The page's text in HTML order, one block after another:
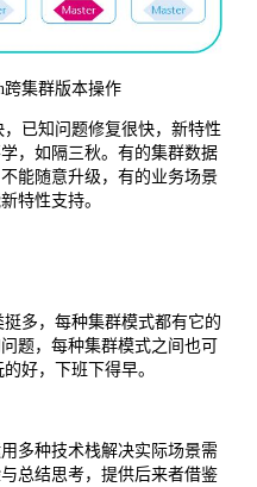
跨集群版本操作
，已知问题修复很快，新特性
，如隔三秋。有的集群数据
能随意升级，有的业务场景
特性支持。
挺多，每种集群模式都有它的
题，每种集群模式之间也可
好，下班下得早。
多种技术栈解决实际场景需
总结思考，提供后来者借鉴